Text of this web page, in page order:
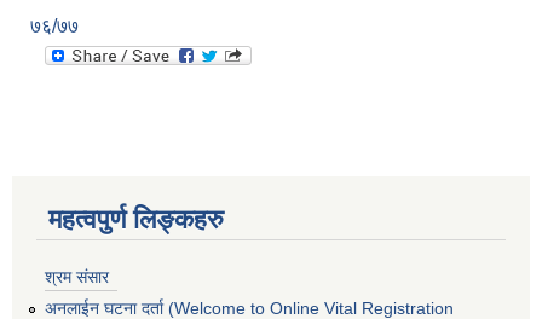
७६/७७
महत्वपुर्ण लिङ्कहरु
श्रम संसार
अनलाईन घटना दर्ता (Welcome to Online Vital Registration